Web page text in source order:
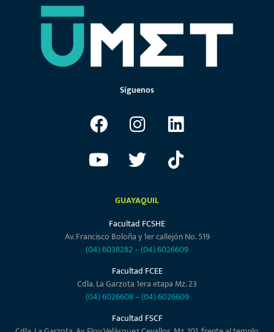
Síguenos
GUAYAQUIL
Facultad FCSHE
Av. Francisco Boloña y 1er callejón No. 519
(04) 6038282–(04) 6026609
Facultad FCEE
Cdla. La Garzota 1era etapa Mz. 23
(04) 6026608–(04) 6026609
Facultad FSCF